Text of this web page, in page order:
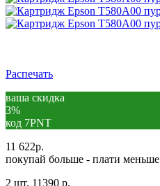
Распечать
ваша скидка
3%
код 7PNT
11 622р.
покупай больше - плати меньше
2 шт. 11390 р.